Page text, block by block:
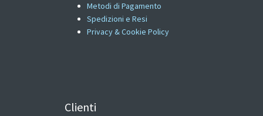
Metodi di Pagamento
Spedizioni e Resi
Privacy & Cookie Policy
Clienti